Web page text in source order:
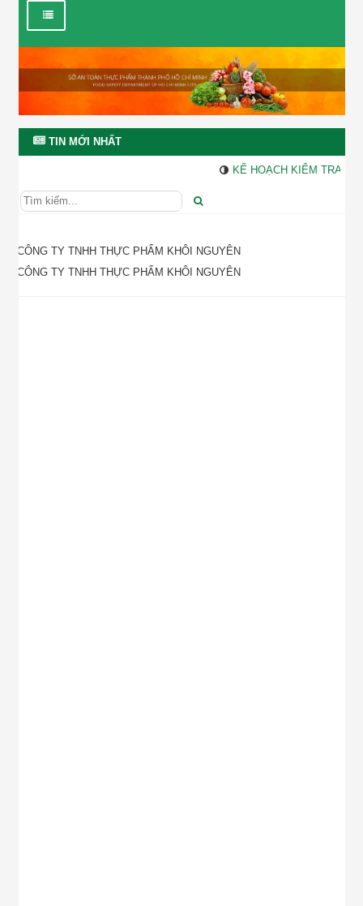
SỞ AN TOÀN THỰC PHẨM TP. HỒ CHÍ MINH
Trang web của Sở An toàn thực phẩm thành phố Hồ Chí Minh có
thể được truy cập bằng 2 địa chỉhttp://sattp.hochiminhcity.gov.vn/
Trang thông tin điện tử của Sở An toàn thực phẩm thành phố Hồ
Chí Minh mới được xây dựng nên không tránh khỏi những thiếu
sót. Quý khách nếu thấy có điểm sơ suất, chưa chính xác, vui lòng
thông báo đến số điện thoại (028)-36009323 hoặc gửi email đến
, Xin cám ơn Quý khách.
TIN MỚI NHẤT
KẾ HOẠCH KIỂM TRA,
CÔNG TY TNHH THỰC PHẨM KHÔI NGUYÊN
CÔNG TY TNHH THỰC PHẨM KHÔI NGUYÊN